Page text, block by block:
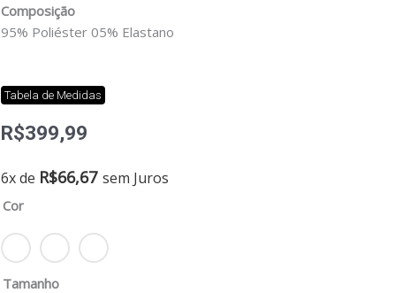
Composição
95% Poliéster 05% Elastano
Tabela de Medidas
R$399,99
6x de R$66,67 sem Juros
Cor
Tamanho
Short
quantidade